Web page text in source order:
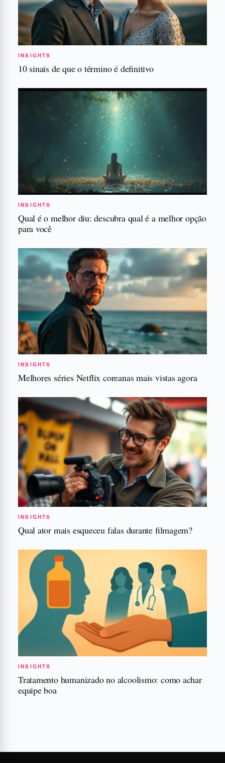
INSIGHTS
10 sinais de que o término é definitivo
INSIGHTS
Qual é o melhor diu: descubra qual é a melhor opção
para você
INSIGHTS
Melhores séries Netflix coreanas mais vistas agora
INSIGHTS
Qual ator mais esqueceu falas durante filmagem?
INSIGHTS
Tratamento humanizado no alcoolismo: como achar
equipe boa